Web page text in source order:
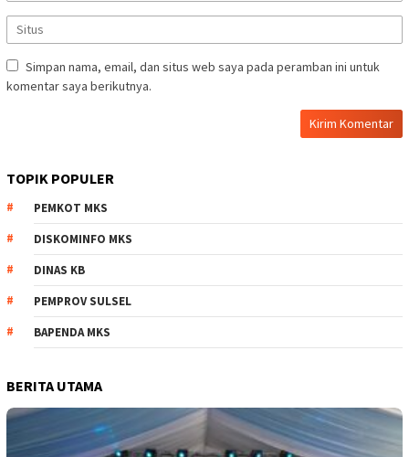
Simpan nama, email, dan situs web saya pada peramban ini untuk
komentar saya berikutnya.
TOPIK POPULER
PEMKOT MKS
DISKOMINFO MKS
DINAS KB
PEMPROV SULSEL
BAPENDA MKS
BERITA UTAMA